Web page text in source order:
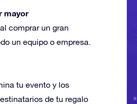
mayor
comprar un gran
un equipo o empresa.
tu evento y los
de tu regalo